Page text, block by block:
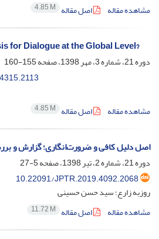
مشاهده مقاله
اصل مقاله 4.85 M
for Dialogue at the Global Level?
دوره 21، شماره 3، مهر 1398، صفحه
155-160
مشاهده مقاله
اصل مقاله 4.85 M
اصل دلیل کافی و ضرورت‌انگاری؛ گزارش و
دوره 21، شماره 2، تیر 1398، صفحه
5-27
10.22091/JPTR.2019.4092.2068
روزبه زارع؛ سید حسن حسینی
مشاهده مقاله
اصل مقاله 11.72 M